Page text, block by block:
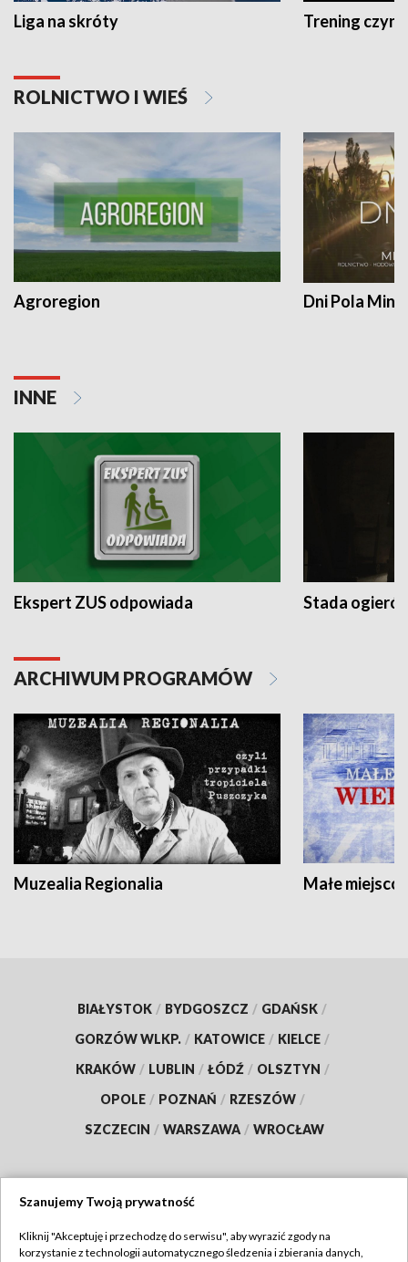
Liga na skróty Trening czyni
ROLNICTWO I WIEŚ
Agroregion Dni Pola
INNE
Ekspert ZUS odpowiada Stada
ARCHIWUM PROGRAMÓW
Muzealia Regionalia Małe
BIAŁYSTOK / BYDGOSZCZ / GDAŃSK /
GORZÓW WLKP. / KATOWICE / KIELCE /
KRAKÓW / LUBLIN / ŁÓDŹ / OLSZTYN /
OPOLE / POZNAŃ / RZESZÓW /
SZCZECIN / WARSZAWA / WROCŁAW
TVP
Szanujemy Twoją prywatność
Kliknij "Akceptuję i przechodzę do serwisu", aby wyrazić zgody na
korzystanie z technologii automatycznego śledzenia i zbierania danych,